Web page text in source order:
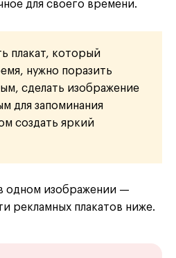
для своего времени.
плакат, который
нужно поразить
сделать изображение
для запоминания
создать яркий
одном изображении —
рекламных плакатов ниже.